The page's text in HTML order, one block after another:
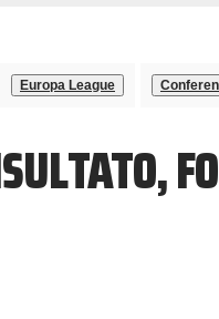
Europa League